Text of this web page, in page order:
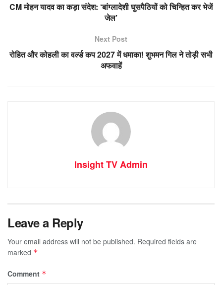
CM मोहन यादव का कड़ा संदेश: ‘बांग्लादेशी घुसपैठियों को चिन्हित कर भेजें
जेल’
Next Post
रोहित और कोहली का वर्ल्ड कप 2027 में धमाका! शुभमन ग‍िल ने तोड़ी सभी
अफवाहें
Insight TV Admin
Leave a Reply
Your email address will not be published. Required fields are
marked *
Comment *